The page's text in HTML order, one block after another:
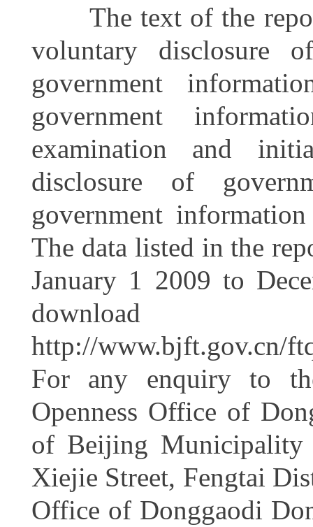
The text of the report
voluntary disclosure
government
government
examination and
disclosure of
government
The data listed in the
January 1 2009 to
http://www.bjft.gov.cn/
For any enquiry to
Openness Office of
of Beijing Municipality
Xiejie Street, Fengtai
Office of Donggaodi